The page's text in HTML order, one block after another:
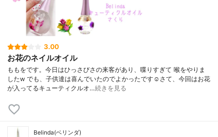
3.00
お花のネイルオイル
ももをです。今日はひっさびさの来客があり、喋りすぎて 喉をやりま
したw でも、子供達は喜んでいたのでよかったです☺️さて、今回はお花
が入ってるキューティクルオ…続きを見る
Belinda(ベリンダ)